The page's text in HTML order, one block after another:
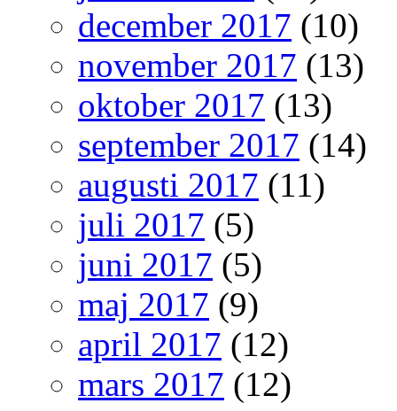
december 2017 (10)
november 2017 (13)
oktober 2017 (13)
september 2017 (14)
augusti 2017 (11)
juli 2017 (5)
juni 2017 (5)
maj 2017 (9)
april 2017 (12)
mars 2017 (12)